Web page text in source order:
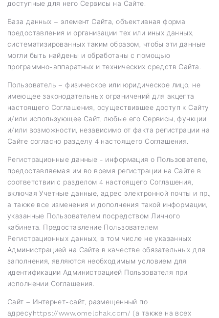
доступные для него Сервисы на Сайте.
База данных – элемент Сайта, объективная форма
предоставления и организации тех или иных данных,
систематизированных таким образом, чтобы эти данные
могли быть найдены и обработаны с помощью
программно-аппаратных и технических средств Сайта.
Пользователь – физическое или юридическое лицо, не
имеющее законодательных ограничений для акцепта
настоящего Соглашения, осуществившее доступ к Сайту
и/или использующее Сайт, любые его Сервисы, функции
и/или возможности, независимо от факта регистрации на
Сайте согласно разделу 4 настоящего Соглашения.
Регистрационные данные - информация о Пользователе,
предоставляемая им во время регистрации на Сайте в
соответствии с разделом 4 настоящего Соглашения,
включая Учетные данные, адрес электронной почты и пр.,
а также все изменения и дополнения такой информации,
указанные Пользователем посредством Личного
кабинета. Предоставление Пользователем
Регистрационных данных, в том числе не указанных
Администрацией на Сайте в качестве обязательных для
заполнения, являются необходимым условием для
идентификации Администрацией Пользователя при
исполнении Соглашения.
Сайт – Интернет-сайт, размещенный по
адресуhttps://www.omelchak.com/ (а также на всех